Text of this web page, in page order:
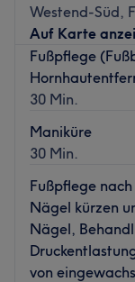
Westend-Süd,
Auf Karte
Fußpflege
30 Min.
Maniküre
30 Min.
Fußpflege
Nägel kürzen
Nägel,
von